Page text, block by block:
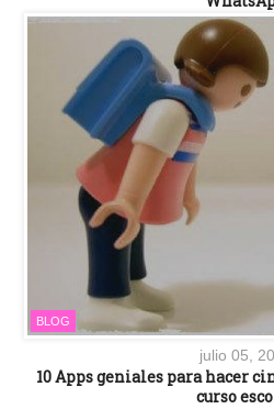
BLOG
julio 05,
10 Apps geniales para hacer
curso